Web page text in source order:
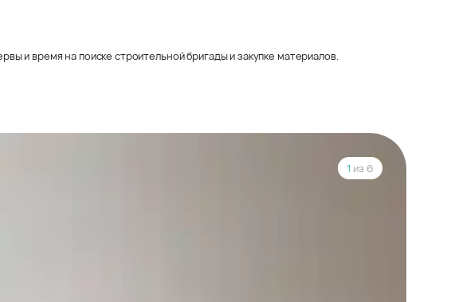
и время на поиске строительной бригады и закупке материалов.
1 из 6